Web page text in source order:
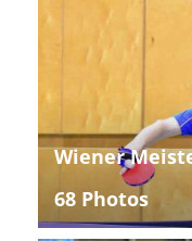
Wiener
68 Photos